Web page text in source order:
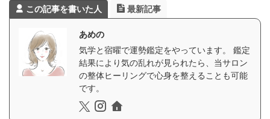
この記事を書いた人 最新記事
あめの
気学と宿曜で運勢鑑定をやっています。 鑑定
結果により気の乱れが見られたら、当サロン
の整体ヒーリングで心身を整えることも可能
です。